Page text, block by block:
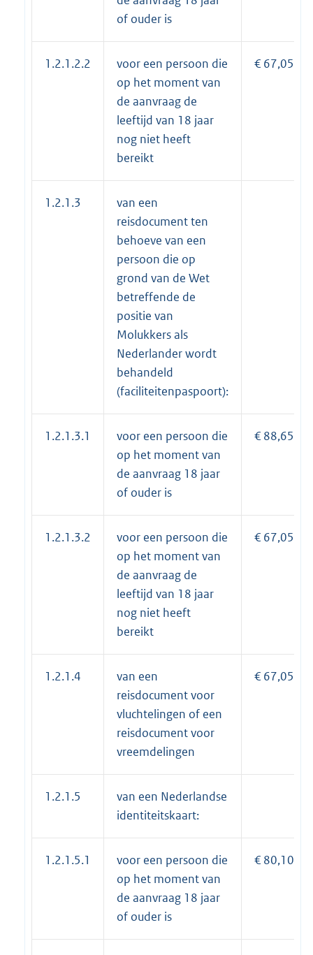
of ouder is
1.2.1.2.2
voor een persoon die
op het moment van
de aanvraag de
leeftijd van 18 jaar
nog niet heeft
bereikt
€ 67,05
1.2.1.3
van een
reisdocument ten
behoeve van een
persoon die op
grond van de Wet
betreffende de
positie van
Molukkers als
Nederlander wordt
behandeld
(faciliteitenpaspoort):
1.2.1.3.1
voor een persoon die
op het moment van
de aanvraag 18 jaar
of ouder is
€ 88,65
1.2.1.3.2
voor een persoon die
op het moment van
de aanvraag de
leeftijd van 18 jaar
nog niet heeft
bereikt
€ 67,05
1.2.1.4
van een
reisdocument voor
vluchtelingen of een
reisdocument voor
vreemdelingen
€ 67,05
1.2.1.5
van een Nederlandse
identiteitskaart:
1.2.1.5.1
voor een persoon die
op het moment van
de aanvraag 18 jaar
of ouder is
€ 80,10